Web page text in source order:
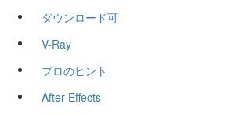
ダウンロード可
V-Ray
プロのヒント
After Effects